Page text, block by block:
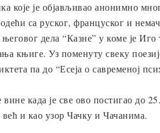
које је објављивао анонимно
са руског, француског и
дела “Казне” у коме је
књиге. Уз поменуту свеку
па до “Есеја о савременој
вине када је све ово постигао
и као узор Чачку и Чачанима.